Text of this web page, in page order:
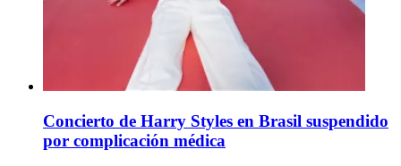
Concierto de Harry Styles en Brasil suspendido
por complicación médica